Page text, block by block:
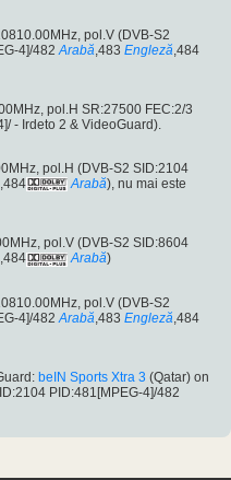
pol.V (DVB-S2
4]/482 Arabă ,483 Engleză ,484
pol.H SR:27500 FEC:2/3
- Irdeto 2 & VideoGuard).
pol.H (DVB-S2 SID:2104
,484 Arabă), nu mai este
pol.V (DVB-S2 SID:8604
,484 Arabă)
pol.V (DVB-S2
4]/482 Arabă ,483 Engleză ,484
beIN Sports Xtra 3 (Qatar) on
PID:481[MPEG-4]/482